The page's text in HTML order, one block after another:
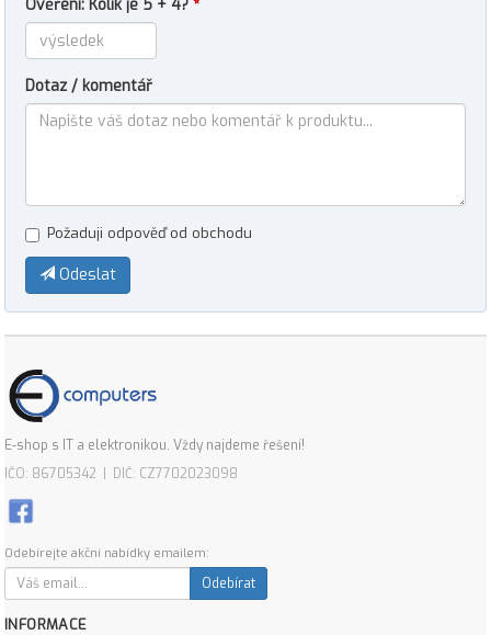
Ověření: Kolik je 5 + 4? *
Dotaz / komentář
Požaduji odpověď od obchodu
Odeslat
E-shop s IT a elektronikou. Vždy najdeme řešení!
IČO: 86705342 | DIČ: CZ7702023098
Odebírejte akční nabídky emailem:
Odebírat
INFORMACE